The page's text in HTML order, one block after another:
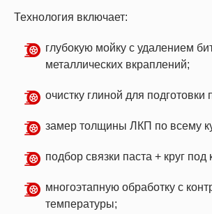
Технология включает:
глубокую мойку с удалением
металлических вкраплений;
очистку глиной для подготовки
замер толщины ЛКП по всему
подбор связки паста + круг под
многоэтапную обработку с
температуры;